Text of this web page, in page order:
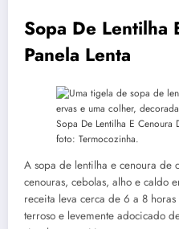
Sopa De Lentilha
Panela Lenta
Sopa De Lentilha E Cenoura
foto: Termocozinha.
A sopa de lentilha e cenoura de
cenouras, cebolas, alho e caldo
receita leva cerca de 6 a 8
terroso e levemente adocicado